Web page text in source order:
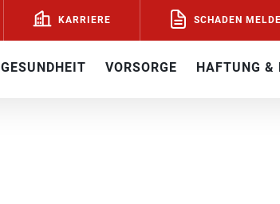
KARRIERE SCHADEN
GESUNDHEIT VORSORGE HAFTUNG &